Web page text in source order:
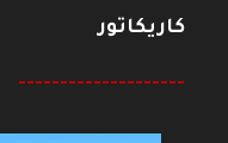
كاريكاتور
--------------------